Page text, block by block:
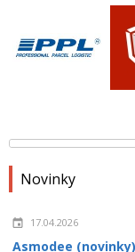
Novinky
17.04.2026
Asmodee (novinky)